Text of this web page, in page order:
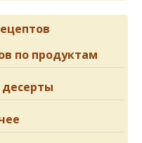
по продуктам